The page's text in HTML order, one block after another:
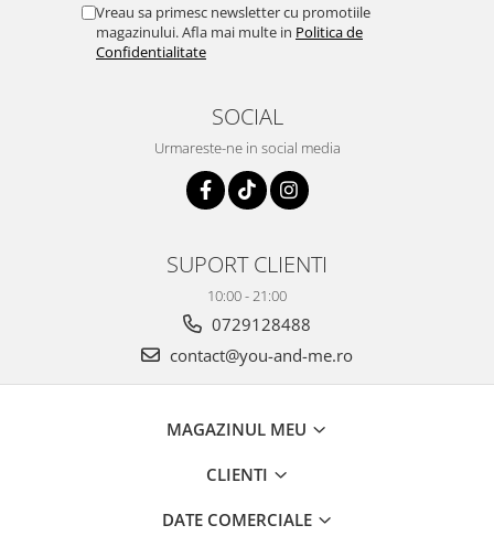
Vreau sa primesc newsletter cu promotiile
magazinului. Afla mai multe in Politica de
Confidentialitate
SOCIAL
Urmareste-ne in social media
SUPORT CLIENTI
10:00 - 21:00
0729128488
contact@you-and-me.ro
MAGAZINUL MEU
CLIENTI
DATE COMERCIALE